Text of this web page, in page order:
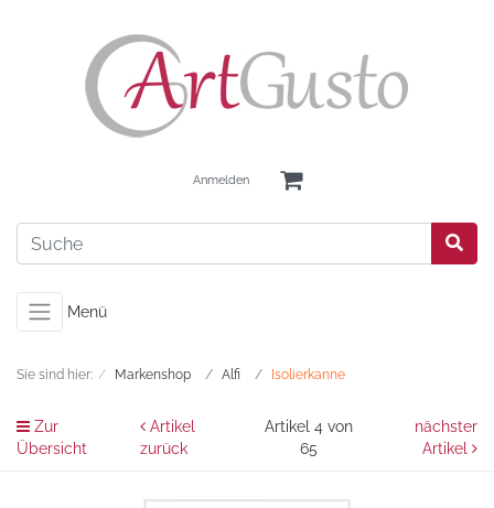
Anmelden
Menü
Sie sind hier: Markenshop Alfi Isolierkanne
Zur
Übersicht
Artikel
zurück
Artikel 4 von
65
nächster
Artikel